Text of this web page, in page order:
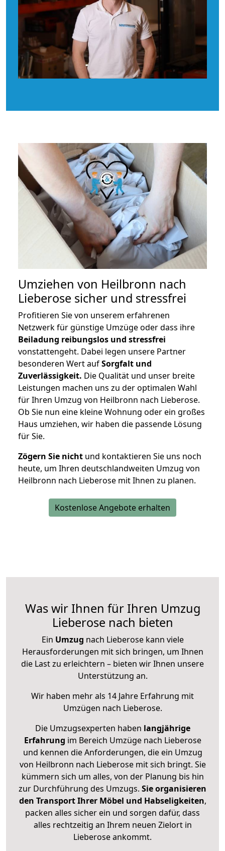
Umziehen von Heilbronn nach
Lieberose sicher und stressfrei
Profitieren Sie von unserem erfahrenen
Netzwerk für günstige Umzüge oder dass ihre
Beiladung reibungslos und stressfrei
vonstattengeht. Dabei legen unsere Partner
besonderen Wert aufSorgfalt und
Zuverlässigkeit. Die Qualität und unser breite
Leistungen machen uns zu der optimalen Wahl
für Ihren Umzug von Heilbronn nach Lieberose.
Ob Sie nun eine kleine Wohnung oder ein großes
Haus umziehen, wir haben die passende Lösung
für Sie.
Zögern Sie nicht und kontaktieren Sie uns noch
heute, um Ihren deutschlandweiten Umzug von
Heilbronn nach Lieberose mit Ihnen zu planen.
Kostenlose Angebote erhalten
Was wir Ihnen für Ihren Umzug
Lieberose nach bieten
Ein Umzug nach Lieberose kann viele
Herausforderungen mit sich bringen, um Ihnen
die Last zu erleichtern – bieten wir Ihnen unsere
Unterstützung an.
Wir haben mehr als 14 Jahre Erfahrung mit
Umzügen nach Lieberose.
Die Umzugsexperten haben langjährige
Erfahrung im Bereich Umzüge nach Lieberose
und kennen die Anforderungen, die ein Umzug
von Heilbronn nach Lieberose mit sich bringt. Sie
kümmern sich um alles, von der Planung bis hin
zur Durchführung des Umzugs. Sie organisieren
den Transport Ihrer Möbel und Habseligkeiten,
packen alles sicher ein und sorgen dafür, dass
alles rechtzeitig an Ihrem neuen Zielort in
Lieberose ankommt.